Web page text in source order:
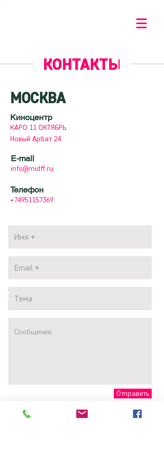
КОНТАКТЫ
МОСКВА
Киноцентр
КАРО 11 ОКТЯБРЬ
Новый Арбат 24
E-mail
info@midff.ru
Телефон
+74951157369
Отправить